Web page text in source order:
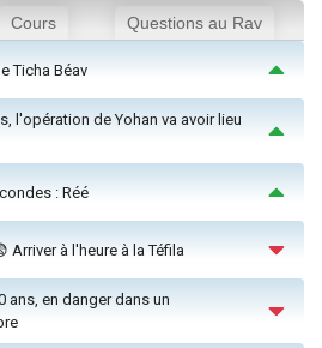
Cours Questions au Rav
Ticha Béav
l'opération de Yohan va avoir lieu
: Réé
Arriver à l'heure à la Téfila
ans, en danger dans un